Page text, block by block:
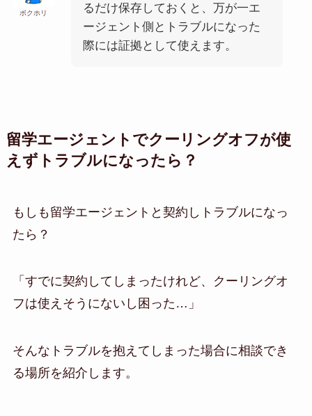
ボクホリ
るだけ保存しておくと、万が一エ
ージェント側とトラブルになった
際には証拠として使えます。
留学エージェントでクーリングオフが使
えずトラブルになったら？
もしも留学エージェントと契約しトラブルになっ
たら？
「すでに契約してしまったけれど、クーリングオ
フは使えそうにないし困った…」
そんなトラブルを抱えてしまった場合に相談でき
る場所を紹介します。